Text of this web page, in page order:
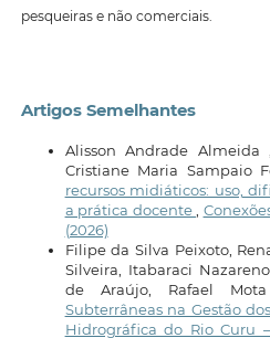
pesqueiras e não comerciais.
Artigos Semelhantes
Alisson Andrade
Cristiane Maria Sampaio
recursos midiáticos: uso,
a prática docente,
(2026)
Filipe da Silva Peixoto,
Silveira, Itabaraci
de Araújo, Rafael
Subterrâneas na Gestão
Hidrográfica do Rio Curu